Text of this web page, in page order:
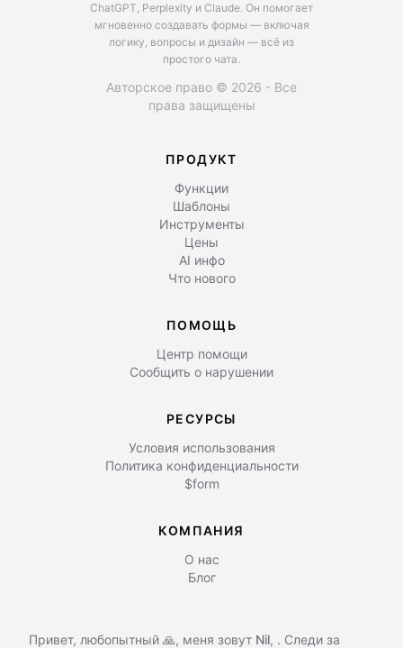
ChatGPT, Perplexity и Claude. Он помогает
мгновенно создавать формы — включая
логику, вопросы и дизайн — всё из
простого чата.
Авторское право © 2026 - Все
права защищены
ПРОДУКТ
Функции
Шаблоны
Инструменты
Цены
AI инфо
Что нового
ПОМОЩЬ
Центр помощи
Сообщить о нарушении
РЕСУРСЫ
Условия использования
Политика конфиденциальности
$form
КОМПАНИЯ
О нас
Блог
Привет, любопытный 🙏, меня зовут Nil, . Следи за